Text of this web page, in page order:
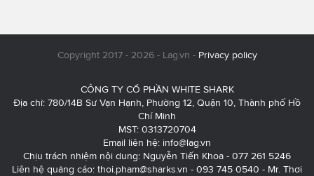
Copyright 2017 - 2026 - Lag.vn - Privacy policy
CÔNG TY CỔ PHẦN WHITE SHARK
Địa chỉ: 780/14B Sư Vạn Hạnh, Phường 12, Quận 10, Thành phố Hồ
Chí Minh
MST: 0313720704
Email liên hệ: info@lag.vn
Chịu trách nhiệm nội dung: Nguyễn Tiến Khoa - 077 261 5246
Liên hệ quảng cáo: thoi.pham@sharks.vn - 093 745 0540 - Mr. Thơi